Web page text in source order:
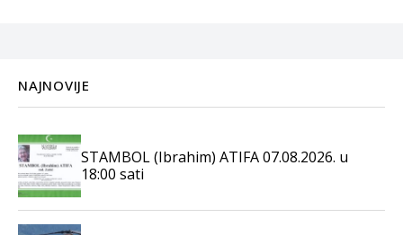
NAJNOVIJE
STAMBOL (Ibrahim) ATIFA 07.08.2026. u
18:00 sati